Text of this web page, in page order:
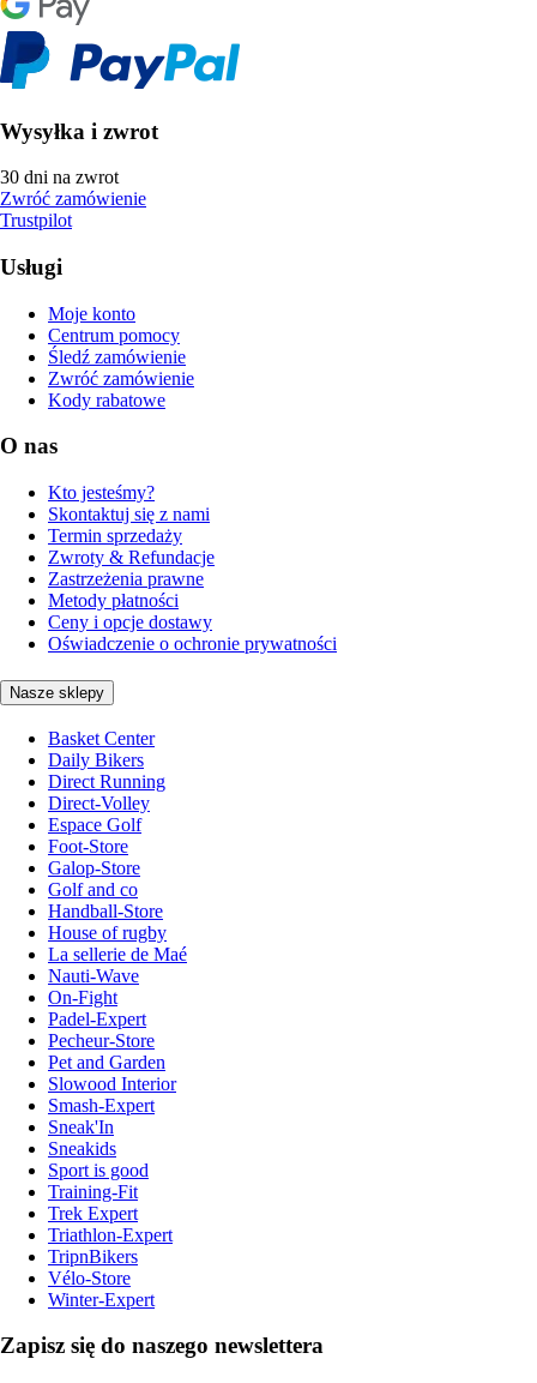
Wysyłka i zwrot
30 dni na zwrot
Zwróć zamówienie
Trustpilot
Usługi
Moje konto
Centrum pomocy
Śledź zamówienie
Zwróć zamówienie
Kody rabatowe
O nas
Kto jesteśmy?
Skontaktuj się z nami
Termin sprzedaży
Zwroty & Refundacje
Zastrzeżenia prawne
Metody płatności
Ceny i opcje dostawy
Oświadczenie o ochronie prywatności
Nasze sklepy
Basket Center
Daily Bikers
Direct Running
Direct-Volley
Espace Golf
Foot-Store
Galop-Store
Golf and co
Handball-Store
House of rugby
La sellerie de Maé
Nauti-Wave
On-Fight
Padel-Expert
Pecheur-Store
Pet and Garden
Slowood Interior
Smash-Expert
Sneak'In
Sneakids
Sport is good
Training-Fit
Trek Expert
Triathlon-Expert
TripnBikers
Vélo-Store
Winter-Expert
Zapisz się do naszego newslettera